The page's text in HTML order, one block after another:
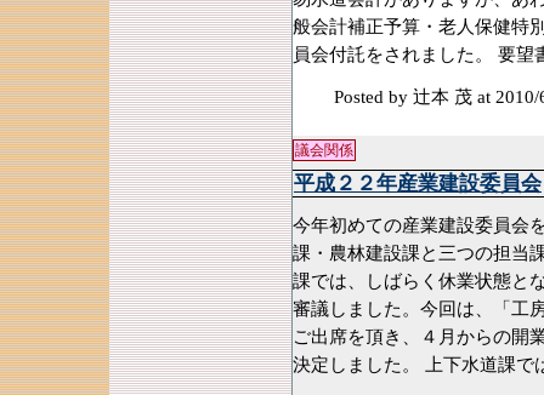
般会計補正予算・老人保健特
員会付託をされました。 要
Posted by 辻本 茂 at
議会関係
平成２２年産業建設委員会
今年初めての産業建設委員会
課・農林建設課と三つの担当
課では、しばらく休業状態と
審議しました。今回は、「工
ご出席を頂き、４月からの開
決定しました。 上下水道課